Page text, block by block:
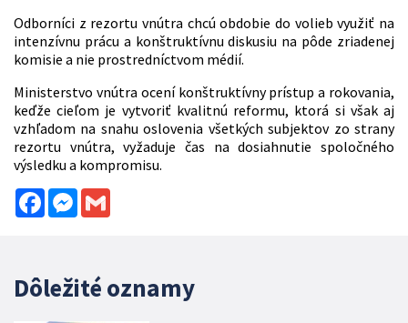
Odborníci z rezortu vnútra chcú obdobie do volieb využiť na
intenzívnu prácu a konštruktívnu diskusiu na pôde zriadenej
komisie a nie prostredníctvom médií.
Ministerstvo vnútra ocení konštruktívny prístup a rokovania,
keďže cieľom je vytvoriť kvalitnú reformu, ktorá si však aj
vzhľadom na snahu oslovenia všetkých subjektov zo strany
rezortu vnútra, vyžaduje čas na dosiahnutie spoločného
výsledku a kompromisu.
FacebookMessenger
Dôležité oznamy